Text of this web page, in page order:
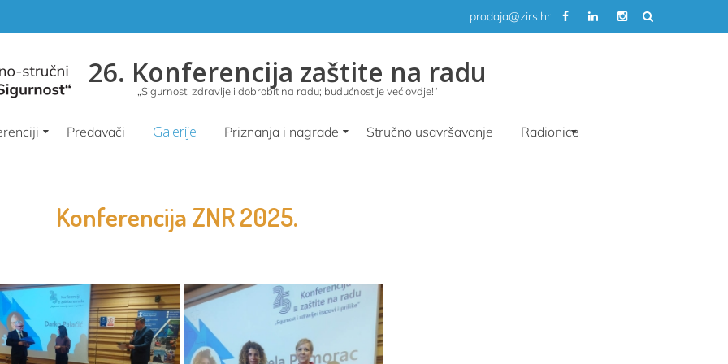
prodaja@zirs.hr
26. Konferencija zaštite na radu
„Sigurnost, zdravlje i dobrobit na radu; budućnost je već ovdje!“
Predavači Galerije Priznanja i nagrade Stručno usavršavanje Radionice
Konferencija ZNR 2025.